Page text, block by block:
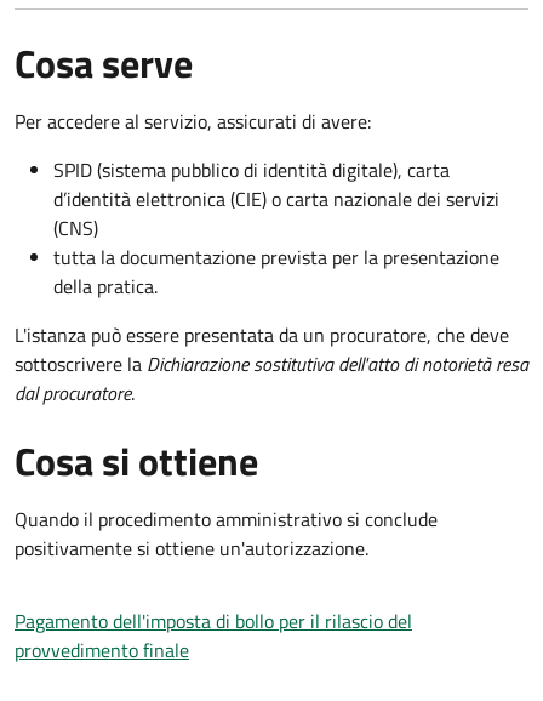
Cosa serve
Per accedere al servizio, assicurati di avere:
SPID (sistema pubblico di identità digitale), carta
d’identità elettronica (CIE) o carta nazionale dei servizi
(CNS)
tutta la documentazione prevista per la presentazione
della pratica.
L'istanza può essere presentata da un procuratore, che deve
sottoscrivere la Dichiarazione sostitutiva dell'atto di notorietà resa
dal procuratore.
Cosa si ottiene
Quando il procedimento amministrativo si conclude
positivamente si ottiene un'autorizzazione.
Pagamento dell'imposta di bollo per il rilascio del
provvedimento finale